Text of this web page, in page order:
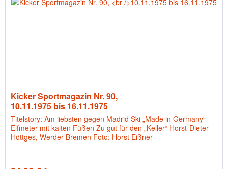
Kicker Sportmagazin Nr. 90,
10.11.1975 bis 16.11.1975
Titelstory: Am liebsten gegen Madrid Ski „Made in Germany“
Elfmeter mit kalten Füßen Zu gut für den „Keller“ Horst-Dieter
Höttges, Werder Bremen Foto: Horst Eißner